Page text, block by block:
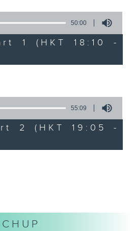
50:00
1 (HKT 18:10 -
55:09
2 (HKT 19:05 -